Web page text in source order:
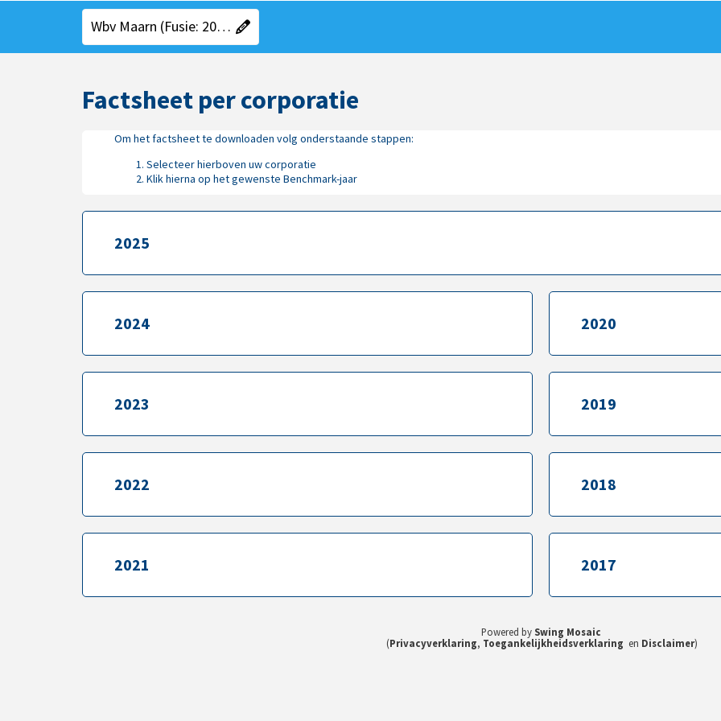
"Kies een gebied"
"Huidige gebied":
Wbv Maarn (Fusie: 2025)
Factsheet per corporatie
Om het factsheet te downloaden volg onderstaande stappen:
Selecteer hierboven uw corporatie
Klik hierna op het gewenste Benchmark-jaar
2025
2024
2023
2022
2021
2020
2019
2018
2017
Powered by Swing Mosaic
(Privacyverklaring, Toegankelijkheidsverklaring en Disclaimer)